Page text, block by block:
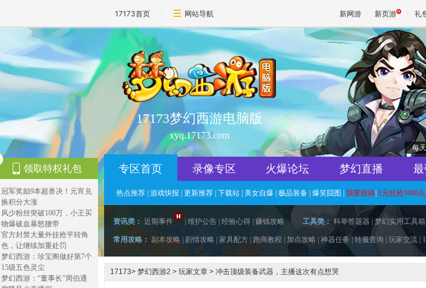
17173首页 网站导航 新网游 新页游 礼
17173梦幻西游电脑版
xyq.17173.com
专区首页 录像专区 火爆论坛 梦幻直播
每
热点推荐 游戏快报 更新推荐 下载站 美女自爆 极品装备 爆笑囧图 我要投稿 1元狂抢1000点
资讯类： 近期事件 维护公告 经验心得 赚钱攻略 工具类： 科举答题器 梦幻实用工具箱
常用攻略： 副本攻略 剧情攻略 家具配方 跑商教程 加点攻略 神器任务 转服查询 玩家交流
17173> 梦幻西游2 > 玩家文章 > 冲击顶级装备武器，主播这次有点想哭
领取特权礼包
冠军奖励9本超兽决！元宵兑
换积分大涨
风少粉丝突破100万，小王买
物爆破血暴怒腰带
官方封禁大量外挂抢平转角
色，让继续加重处罚
梦幻西游：珍宝阁做好第7个
15级五色灵尘
梦幻西游：“董事长”周伯通